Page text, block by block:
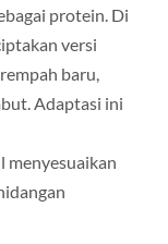
protein. Di
versi
baru,
Adaptasi ini
menyesuaikan